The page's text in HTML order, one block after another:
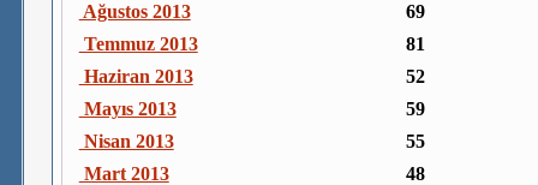
Ağustos 2013
69
Temmuz 2013
81
Haziran 2013
52
Mayıs 2013
59
Nisan 2013
55
Mart 2013
48